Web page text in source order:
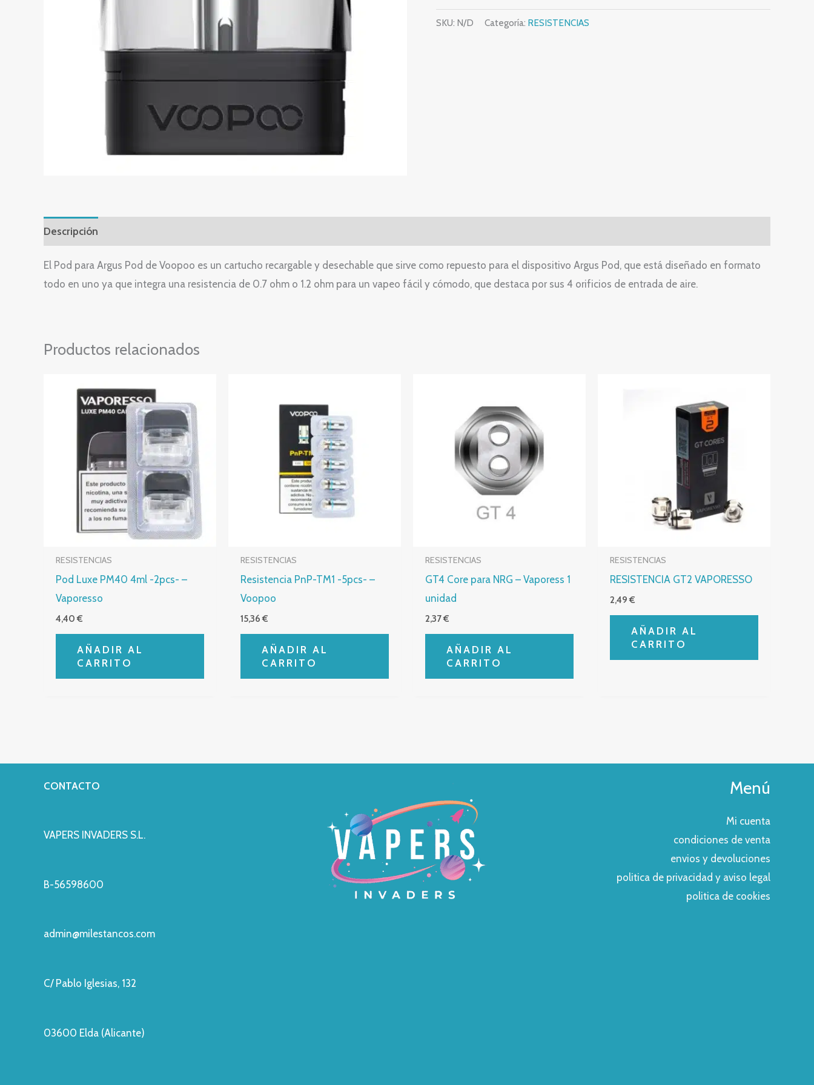
SKU: N/D Categoría: RESISTENCIAS
Descripción
El Pod para Argus Pod de Voopoo es un cartucho recargable y desechable que sirve como repuesto para el dispositivo Argus Pod, que está diseñado en formato
todo en uno ya que integra una resistencia de 0.7 ohm o 1.2 ohm para un vapeo fácil y cómodo, que destaca por sus 4 orificios de entrada de aire.
Productos relacionados
RESISTENCIAS
Pod Luxe PM40 4ml -2pcs- –
Vaporesso
4,40€
AÑADIR AL
CARRITO
RESISTENCIAS
Resistencia PnP-TM1 -5pcs- –
Voopoo
15,36€
AÑADIR AL
CARRITO
RESISTENCIAS
GT4 Core para NRG – Vaporess 1
unidad
2,37€
AÑADIR AL
CARRITO
RESISTENCIAS
RESISTENCIA GT2 VAPORESSO
2,49€
AÑADIR AL
CARRITO
CONTACTO
VAPERS INVADERS S.L.
B-56598600
admin@milestancos.com
C/ Pablo Iglesias, 132
03600 Elda (Alicante)
Menú
Mi cuenta
condiciones de venta
envios y devoluciones
politica de privacidad y aviso legal
politica de cookies